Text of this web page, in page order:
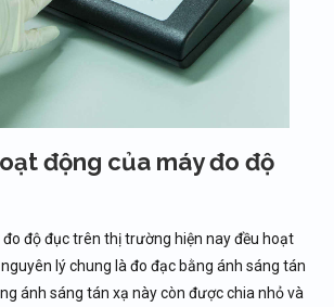
động của máy đo độ
đo độ đục trên thị trường hiện nay đều hoạt
lý chung là đo đạc bằng ánh sáng tán
ánh sáng tán xạ này còn được chia nhỏ và